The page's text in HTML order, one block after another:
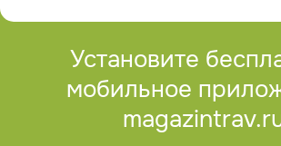
Установите
мобильное